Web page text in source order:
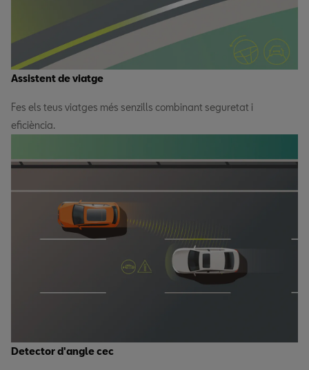
Assistent de viatge
Fes els teus viatges més senzills combinant seguretat i
eficiència.
Detector d'angle cec